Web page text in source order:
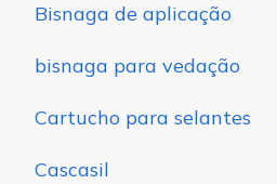
Bisnaga de aplicação
bisnaga para vedação
Cartucho para selantes
Cascasil